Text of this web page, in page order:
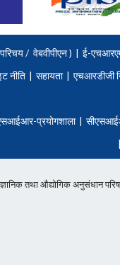
परिचय/ वेबवीपीएन ) | ई-
नीति | सहायता | एचआरडीजी
प्रयोगशाला |
तथा औद्योगिक अनुसंधान